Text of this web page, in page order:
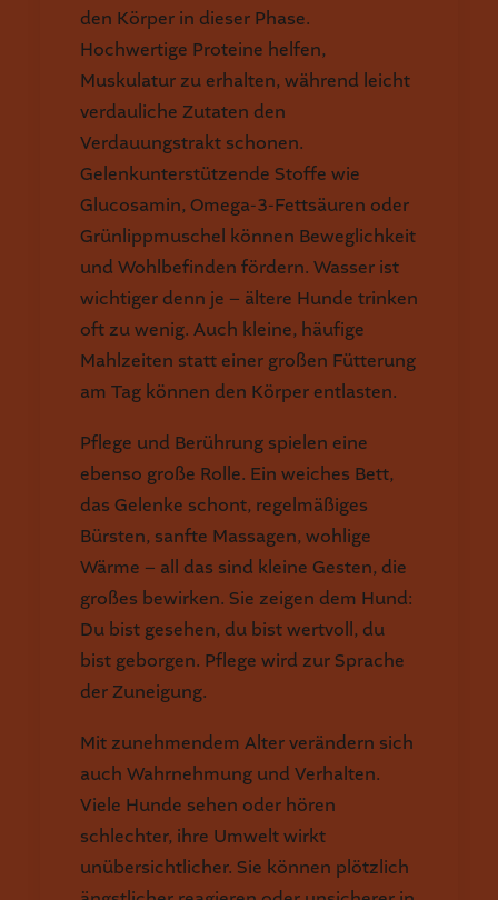
den Körper in dieser Phase.
Hochwertige Proteine helfen,
Muskulatur zu erhalten, während leicht
verdauliche Zutaten den
Verdauungstrakt schonen.
Gelenkunterstützende Stoffe wie
Glucosamin, Omega-3-Fettsäuren oder
Grünlippmuschel können Beweglichkeit
und Wohlbefinden fördern. Wasser ist
wichtiger denn je – ältere Hunde trinken
oft zu wenig. Auch kleine, häufige
Mahlzeiten statt einer großen Fütterung
am Tag können den Körper entlasten.
Pflege und Berührung spielen eine
ebenso große Rolle. Ein weiches Bett,
das Gelenke schont, regelmäßiges
Bürsten, sanfte Massagen, wohlige
Wärme – all das sind kleine Gesten, die
großes bewirken. Sie zeigen dem Hund:
Du bist gesehen, du bist wertvoll, du
bist geborgen. Pflege wird zur Sprache
der Zuneigung.
Mit zunehmendem Alter verändern sich
auch Wahrnehmung und Verhalten.
Viele Hunde sehen oder hören
schlechter, ihre Umwelt wirkt
unübersichtlicher. Sie können plötzlich